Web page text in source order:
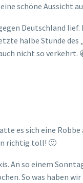
offen sind und
und machten uns
Uhr.
ein paar
meisten Geschäften